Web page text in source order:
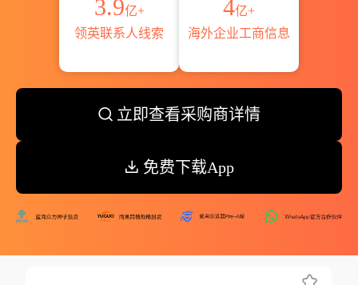
3.9亿+
领英联系人线索
4亿+
海外企业工商信息
立即查看采购商详情
免费下载App